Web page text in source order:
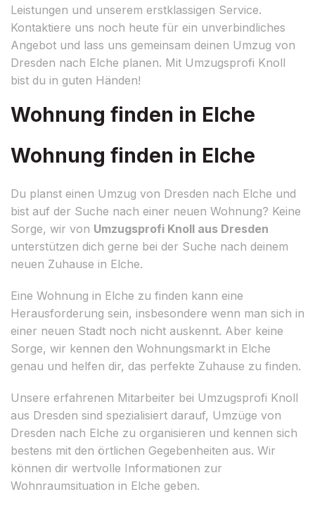
Leistungen und unserem erstklassigen Service.
Kontaktiere uns noch heute für ein unverbindliches
Angebot und lass uns gemeinsam deinen Umzug von
Dresden nach Elche planen. Mit Umzugsprofi Knoll
bist du in guten Händen!
Wohnung finden in Elche
Wohnung finden in Elche
Du planst einen Umzug von Dresden nach Elche und
bist auf der Suche nach einer neuen Wohnung? Keine
Sorge, wir von Umzugsprofi Knoll aus Dresden
unterstützen dich gerne bei der Suche nach deinem
neuen Zuhause in Elche.
Eine Wohnung in Elche zu finden kann eine
Herausforderung sein, insbesondere wenn man sich in
einer neuen Stadt noch nicht auskennt. Aber keine
Sorge, wir kennen den Wohnungsmarkt in Elche
genau und helfen dir, das perfekte Zuhause zu finden.
Unsere erfahrenen Mitarbeiter bei Umzugsprofi Knoll
aus Dresden sind spezialisiert darauf, Umzüge von
Dresden nach Elche zu organisieren und kennen sich
bestens mit den örtlichen Gegebenheiten aus. Wir
können dir wertvolle Informationen zur
Wohnraumsituation in Elche geben.